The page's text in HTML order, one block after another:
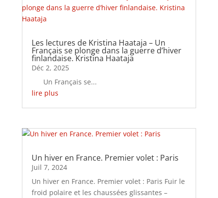
Les lectures de Kristina Haataja – Un
Français se plonge dans la guerre d’hiver
finlandaise. Kristina Haataja
Déc 2, 2025
Un Français se...
lire plus
Un hiver en France. Premier volet : Paris
Juil 7, 2024
Un hiver en France. Premier volet : Paris Fuir le
froid polaire et les chaussées glissantes –